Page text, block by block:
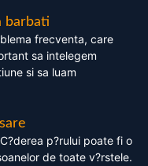
barbati
frecventa, care
sa intelegem
si sa luam
p?rului poate fi o
de toate v?rstele.